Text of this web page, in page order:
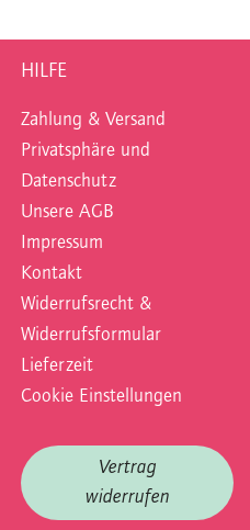
HILFE
Zahlung & Versand
Privatsphäre und
Datenschutz
Unsere AGB
Impressum
Kontakt
Widerrufsrecht &
Widerrufsformular
Lieferzeit
Cookie Einstellungen
Vertrag
widerrufen